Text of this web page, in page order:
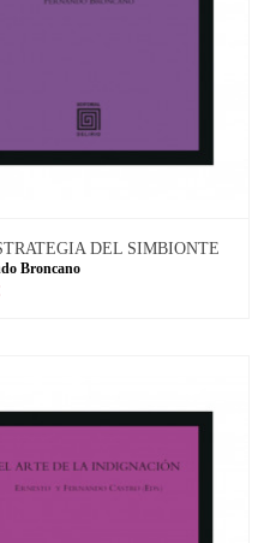
DEL SIMBIONTE
Broncano